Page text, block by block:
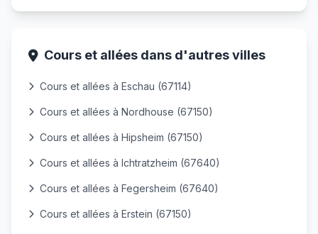
Cours et allées dans d'autres villes
Cours et allées à Eschau (67114)
Cours et allées à Nordhouse (67150)
Cours et allées à Hipsheim (67150)
Cours et allées à Ichtratzheim (67640)
Cours et allées à Fegersheim (67640)
Cours et allées à Erstein (67150)